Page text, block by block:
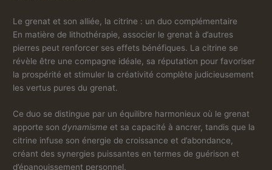
Le grenat et son alliée, la citrine : un duo complémentaire
En matière de lithothérapie, associer le grenat à d’autres
pierres peut renforcer ses effets bénéfiques. La citrine se
révèle être une compagne idéale, sa réputation pour favoriser
la prospérité et stimuler la créativité complète judicieusement
les vertus pures du grenat.
Ce duo se distingue par un équilibre harmonieux où le grenat
apporte sondynamisme et sa capacité à ancrer, tandis que la
citrine infuse son énergie de croissance et d’abondance,
créant des synergies puissantes en termes de guérison et
d’épanouissement personnel.